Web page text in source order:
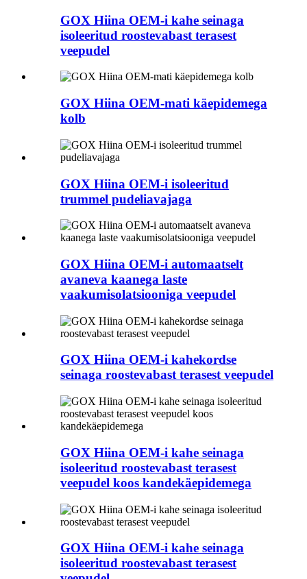
GOX Hiina OEM-i kahe seinaga
isoleeritud roostevabast terasest
veepudel
GOX Hiina OEM-mati käepidemega
kolb
GOX Hiina OEM-i isoleeritud
trummel pudeliavajaga
GOX Hiina OEM-i automaatselt
avaneva kaanega laste
vaakumisolatsiooniga veepudel
GOX Hiina OEM-i kahekordse
seinaga roostevabast terasest veepudel
GOX Hiina OEM-i kahe seinaga
isoleeritud roostevabast terasest
veepudel koos kandekäepidemega
GOX Hiina OEM-i kahe seinaga
isoleeritud roostevabast terasest